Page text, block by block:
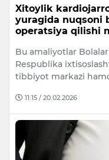
Xitoylik
yuragida nuqsoni
operatsiya qilishi
Bu amaliyotlar
Respublika
tibbiyot markazi
11:15 / 20.02.2026